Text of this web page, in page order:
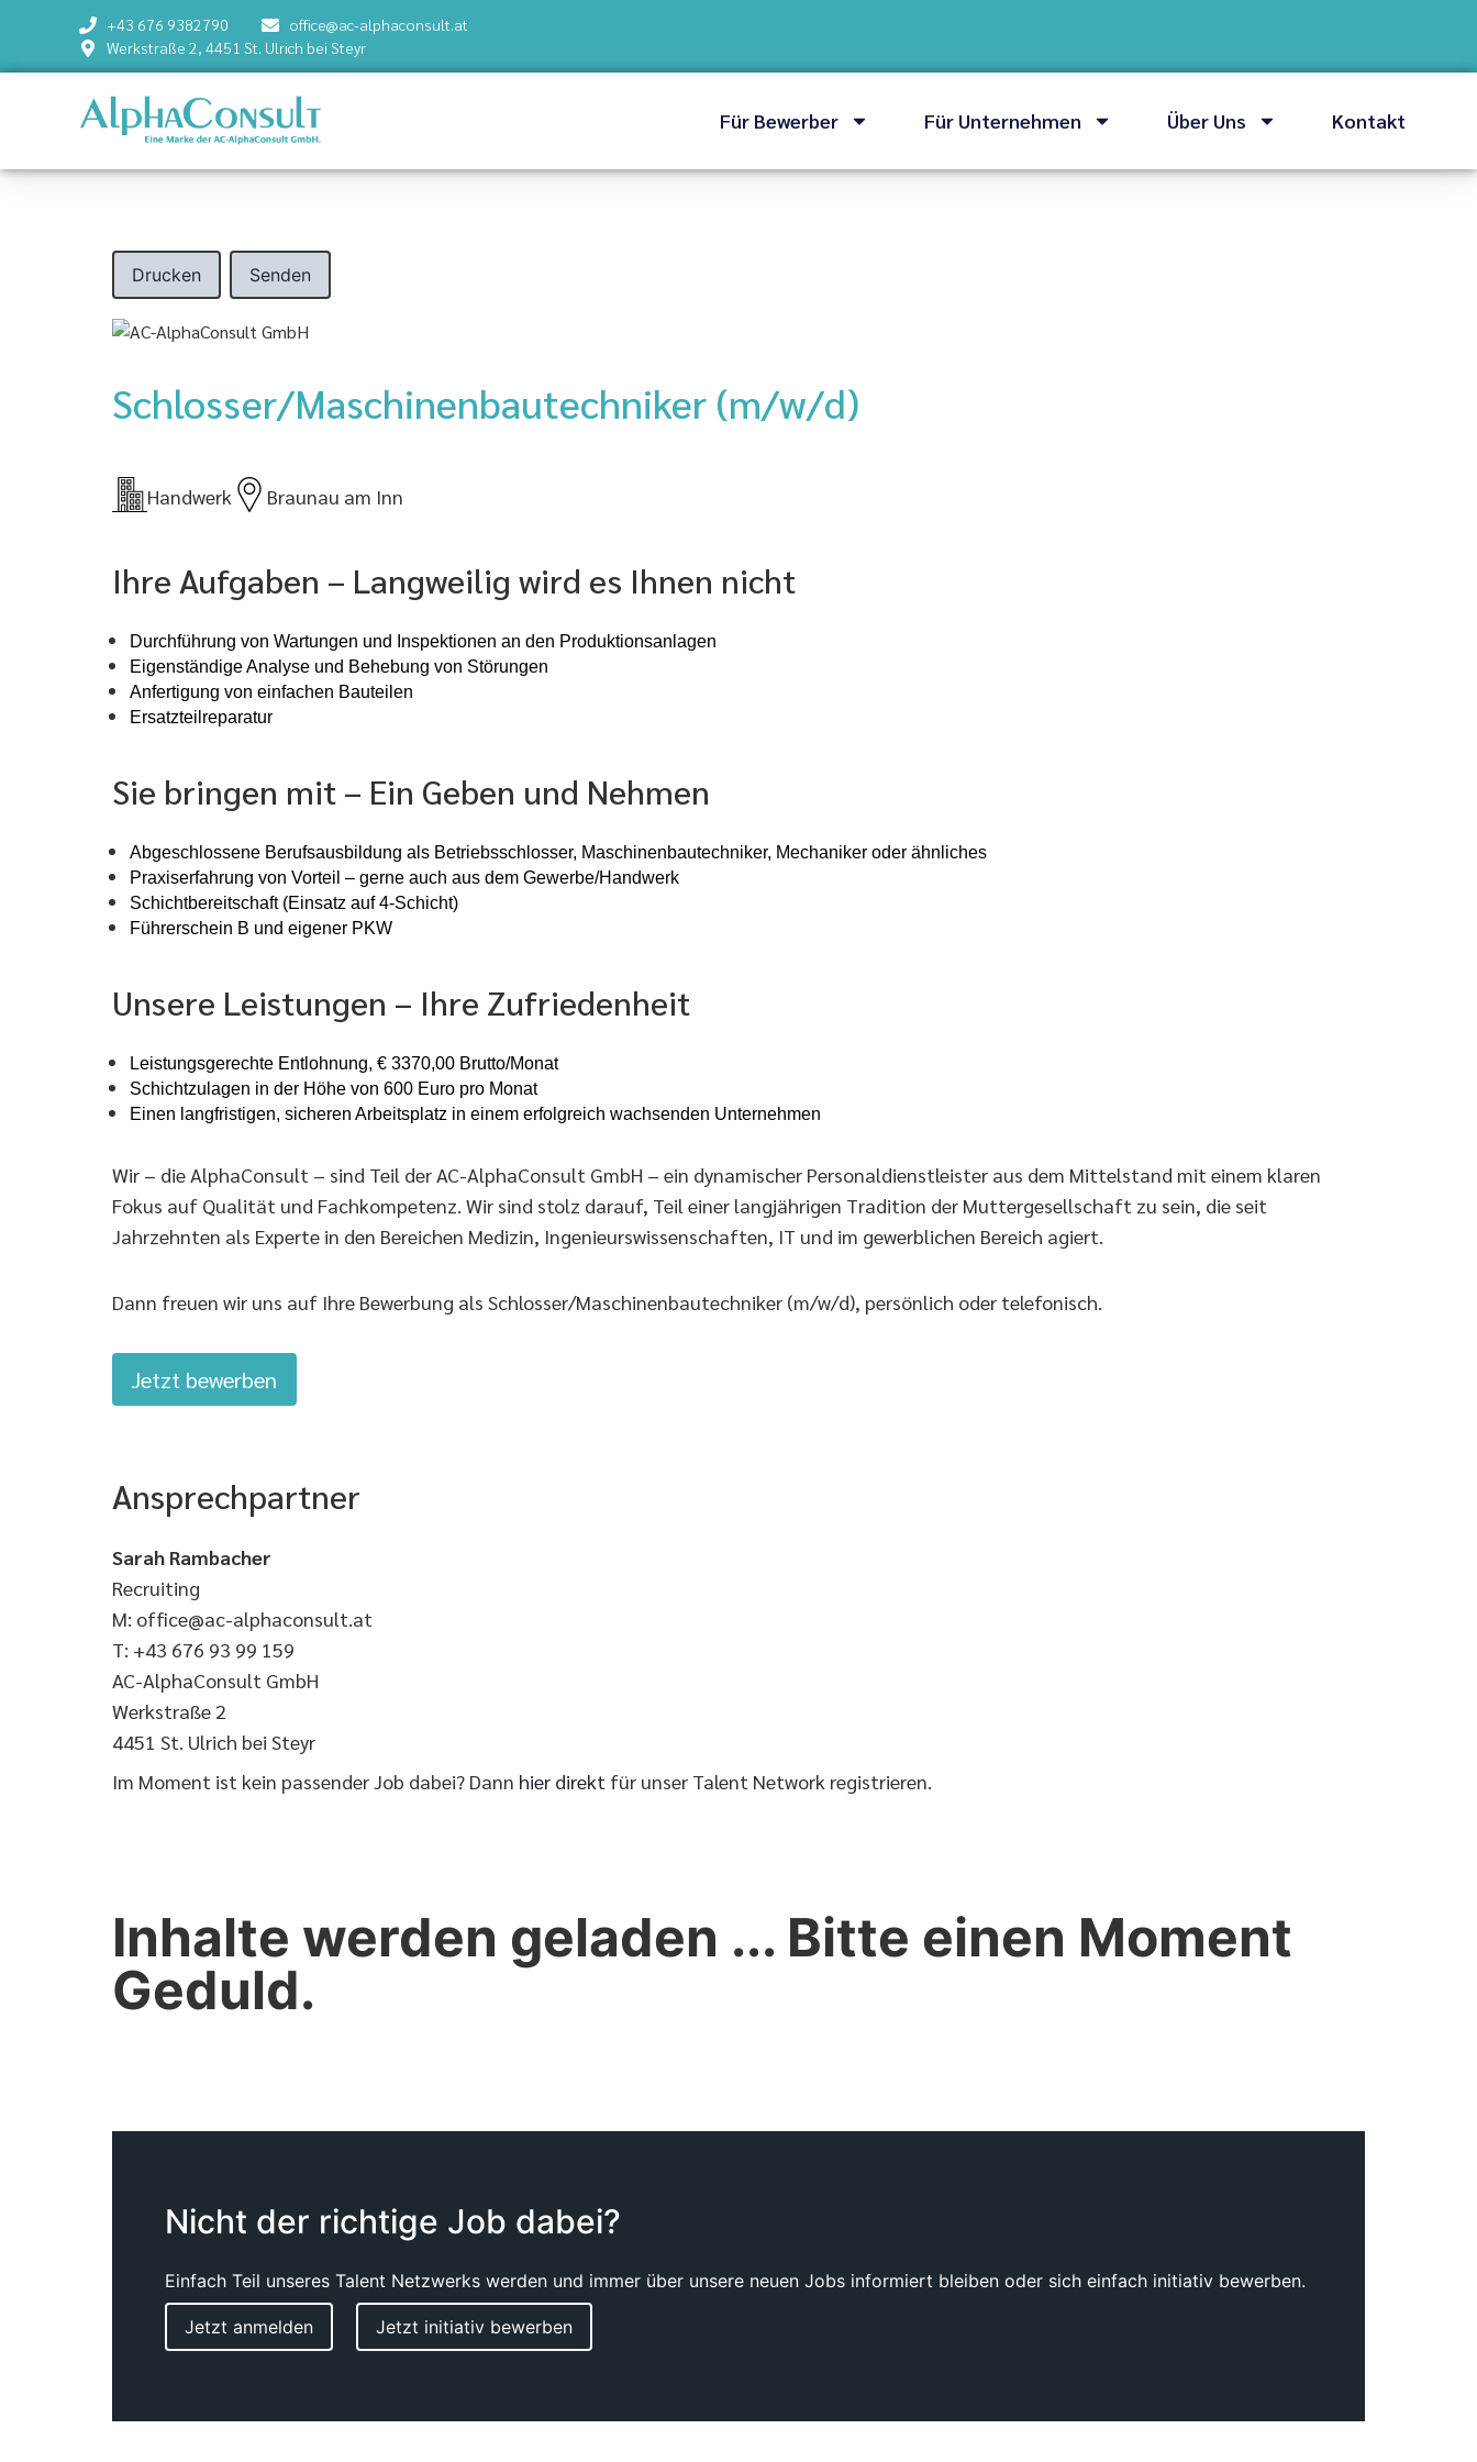
+43 676 9382790
office@ac-alphaconsult.at
Werkstraße 2, 4451 St. Ulrich bei Steyr
Für Bewerber Für Unternehmen Über Uns Kontakt
Drucken Senden
Schlosser/Maschinenbautechniker (m/w/d)
Handwerk Braunau am Inn
Wir – die AlphaConsult – sind Teil der AC-AlphaConsult GmbH – ein dynamischer Personaldienstleister aus dem Mittelstand mit einem klaren
Fokus auf Qualität und Fachkompetenz. Wir sind stolz darauf, Teil einer langjährigen Tradition der Muttergesellschaft zu sein, die seit
Jahrzehnten als Experte in den Bereichen Medizin, Ingenieurswissenschaften, IT und im gewerblichen Bereich agiert.
Unsere Leistungen – Ihre Zufriedenheit
Leistungsgerechte Entlohnung, € 3370,00 Brutto/Monat
Schichtzulagen in der Höhe von 600 Euro pro Monat
Einen langfristigen, sicheren Arbeitsplatz in einem erfolgreich wachsenden Unternehmen
Ihre Aufgaben – Langweilig wird es Ihnen nicht
Durchführung von Wartungen und Inspektionen an den Produktionsanlagen
Eigenständige Analyse und Behebung von Störungen
Anfertigung von einfachen Bauteilen
Ersatzteilreparatur
Sie bringen mit – Ein Geben und Nehmen
Abgeschlossene Berufsausbildung als Betriebsschlosser, Maschinenbautechniker, Mechaniker oder ähnliches
Praxiserfahrung von Vorteil – gerne auch aus dem Gewerbe/Handwerk
Schichtbereitschaft (Einsatz auf 4-Schicht)
Führerschein B und eigener PKW
Dann freuen wir uns auf Ihre Bewerbung als Schlosser/Maschinenbautechniker (m/w/d), persönlich oder telefonisch.
Jetzt bewerben
Ansprechpartner
Sarah Rambacher
Recruiting
M: office@ac-alphaconsult.at
T: +43 676 93 99 159
AC-AlphaConsult GmbH
Werkstraße 2
4451 St. Ulrich bei Steyr
Im Moment ist kein passender Job dabei? Dann hier direkt für unser Talent Network registrieren.
Inhalte werden geladen ... Bitte einen Moment
Geduld.
Nicht der richtige Job dabei?
Einfach Teil unseres Talent Netzwerks werden und immer über unsere neuen Jobs informiert bleiben oder sich einfach initiativ bewerben.
Jetzt anmelden Jetzt initiativ bewerben